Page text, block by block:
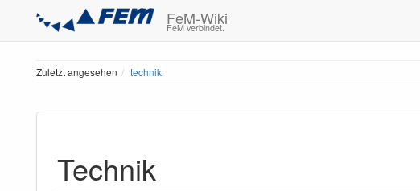
FeM-Wiki
FeM verbindet.
Zuletzt angesehen technik
Technik